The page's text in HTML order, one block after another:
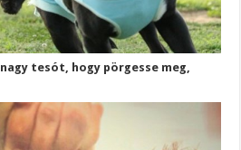
tesót, hogy pörgesse meg,